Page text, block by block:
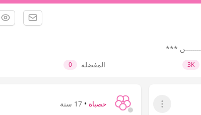
***
3K المفضلة 0
عرض القائمة
حصباة • 17 سنة